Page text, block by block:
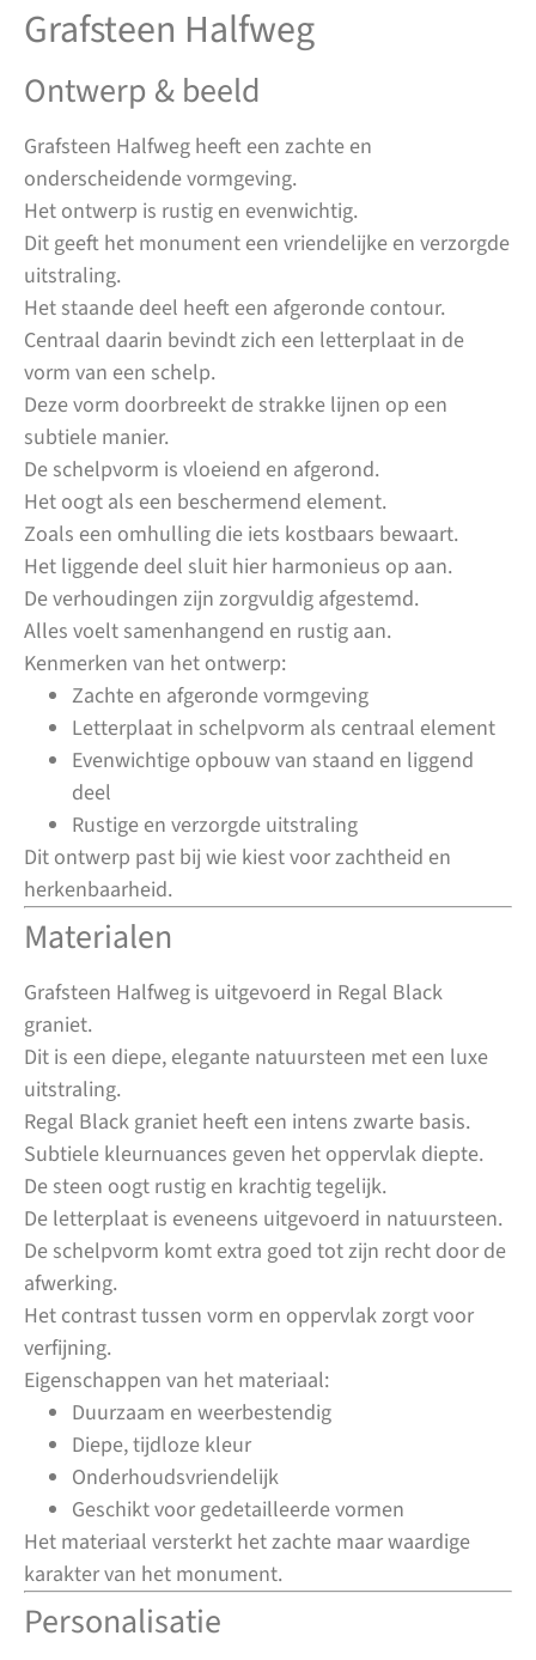
Grafsteen Halfweg
Ontwerp & beeld
Grafsteen Halfweg heeft een zachte en
onderscheidende vormgeving.
Het ontwerp is rustig en evenwichtig.
Dit geeft het monument een vriendelijke en verzorgde
uitstraling.
Het staande deel heeft een afgeronde contour.
Centraal daarin bevindt zich een letterplaat in de
vorm van een schelp.
Deze vorm doorbreekt de strakke lijnen op een
subtiele manier.
De schelpvorm is vloeiend en afgerond.
Het oogt als een beschermend element.
Zoals een omhulling die iets kostbaars bewaart.
Het liggende deel sluit hier harmonieus op aan.
De verhoudingen zijn zorgvuldig afgestemd.
Alles voelt samenhangend en rustig aan.
Kenmerken van het ontwerp:
Zachte en afgeronde vormgeving
Letterplaat in schelpvorm als centraal element
Evenwichtige opbouw van staand en liggend
deel
Rustige en verzorgde uitstraling
Dit ontwerp past bij wie kiest voor zachtheid en
herkenbaarheid.
Materialen
Grafsteen Halfweg is uitgevoerd in Regal Black
graniet.
Dit is een diepe, elegante natuursteen met een luxe
uitstraling.
Regal Black graniet heeft een intens zwarte basis.
Subtiele kleurnuances geven het oppervlak diepte.
De steen oogt rustig en krachtig tegelijk.
De letterplaat is eveneens uitgevoerd in natuursteen.
De schelpvorm komt extra goed tot zijn recht door de
afwerking.
Het contrast tussen vorm en oppervlak zorgt voor
verfijning.
Eigenschappen van het materiaal:
Duurzaam en weerbestendig
Diepe, tijdloze kleur
Onderhoudsvriendelijk
Geschikt voor gedetailleerde vormen
Het materiaal versterkt het zachte maar waardige
karakter van het monument.
Personalisatie